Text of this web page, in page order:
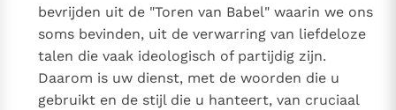
bevrijden uit de "Toren van Babel" waarin we ons
soms bevinden, uit de verwarring van liefdeloze
talen die vaak ideologisch of partijdig zijn.
Daarom is uw dienst, met de woorden die u
gebruikt en de stijl die u hanteert, van cruciaal